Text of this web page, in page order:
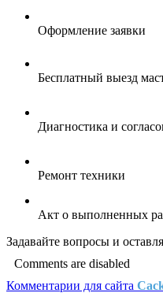
Оформление заявки
Бесплатный выезд
Диагностика и
Ремонт техники
Акт о выполненных
Задавайте вопросы и
Comments are disabled
Комментарии для сайта